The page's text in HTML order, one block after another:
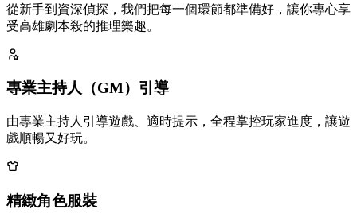
從新手到資深偵探，我們把每一個環節都準備好，讓你專心享
受高雄劇本殺的推理樂趣。
專業主持人（GM）引導
由專業主持人引導遊戲、適時提示，全程掌控玩家進度，讓遊
戲順暢又好玩。
精緻角色服裝